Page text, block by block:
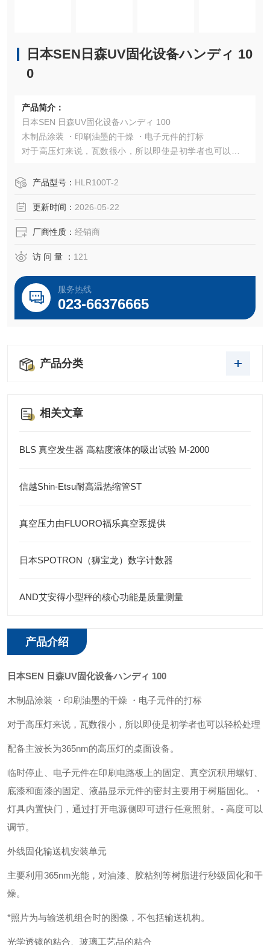
日本SEN日森UV固化设备ハンディ 10
0
产品简介：
日本SEN 日森UV固化设备ハンディ 100
木制品涂装 ・印刷油墨的干燥 ・电子元件的打标
对于高压灯来说，瓦数很小，所以即使是初学者也可以轻松
产品型号： HLR100T-2
更新时间： 2026-05-22
厂商性质： 经销商
访 问 量 ： 121
服务热线
023-66376665
产品分类
相关文章
BLS 真空发生器 高粘度液体的吸出试验 M-2000
信越Shin-Etsu耐高温热缩管ST
真空压力由FLUORO福乐真空泵提供
日本SPOTRON（狮宝龙）数字计数器
AND艾安得小型秤的核心功能是质量测量
产品介绍
日本SEN 日森UV固化设备ハンディ 100
木制品涂装 ・印刷油墨的干燥 ・电子元件的打标
对于高压灯来说，瓦数很小，所以即使是初学者也可以轻松处理
配备主波长为365nm的高压灯的桌面设备。
临时停止、电子元件在印刷电路板上的固定、真空沉积 用螺钉、
底漆和面漆的固定、液晶显示元件的密封主要用于树脂固化。
・
灯具内置快门，通过打开电源侧即可进行任意照射。 - 高度可以
调节。
外线固化输送机安装单元
主要利用365nm光能，对油漆、胶粘剂等树脂进行秒级固化和干
燥。
*照片为与输送机组合时的图像，不包括输送机构。
光学透镜的粘合、玻璃工艺品的粘合